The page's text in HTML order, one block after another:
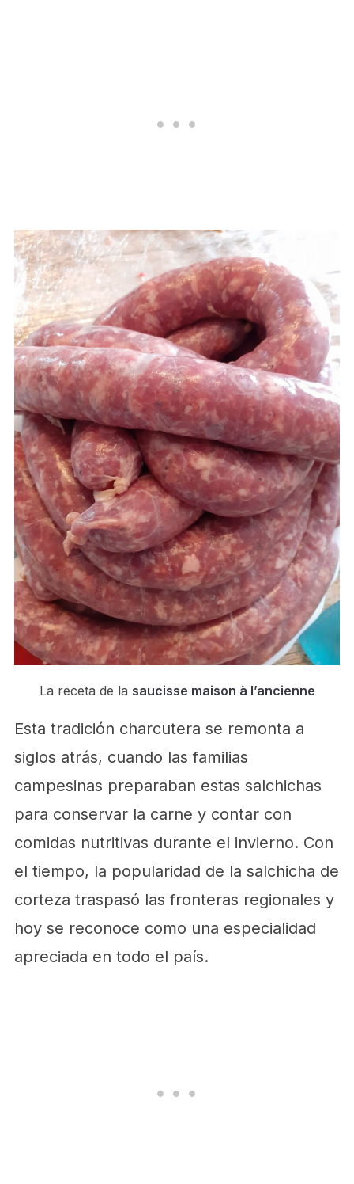
La receta de la saucisse maison à l’ancienne
Esta tradición charcutera se remonta a
siglos atrás, cuando las familias
campesinas preparaban estas salchichas
para conservar la carne y contar con
comidas nutritivas durante el invierno. Con
el tiempo, la popularidad de la salchicha de
corteza traspasó las fronteras regionales y
hoy se reconoce como una especialidad
apreciada en todo el país.